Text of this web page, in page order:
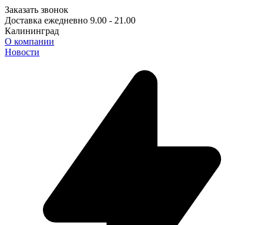
Заказать звонок
Доставка ежедневно 9.00 - 21.00
Калининград
О компании
Новости